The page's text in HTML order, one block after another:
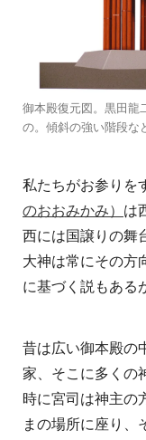
御本殿復元図。黒田龍
の。傾斜の強い階段な
私たちがお参りを
のおおみかみ） は
西には国譲りの舞
大神は常にその
に基づく説もある
昔は広い御本殿の
家、そこに多くの
時に宮司は神主の
まの場所に座り、